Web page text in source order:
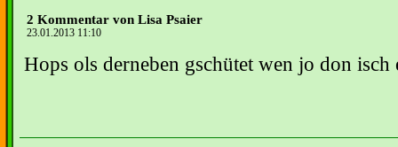
2 Kommentar von Lisa Psaier
23.01.2013 11:10
Hops ols derneben gschütet wen jo don isch